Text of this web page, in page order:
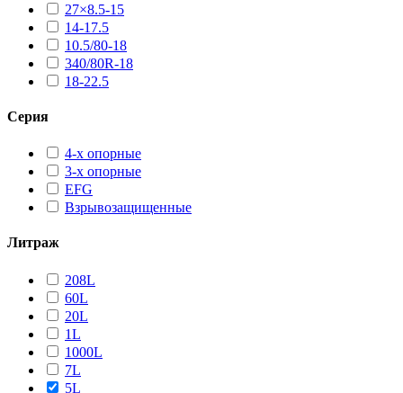
27×8.5-15
14-17.5
10.5/80-18
340/80R-18
18-22.5
Серия
4-х опорные
3-х опорные
EFG
Взрывозащищенные
Литраж
208L
60L
20L
1L
1000L
7L
5L